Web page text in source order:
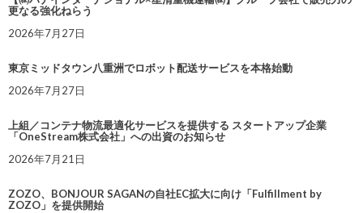
更なる強化ねらう
2026年7月27日
東京ミッドタウン八重洲でロボット配送サービスを本格始動
2026年7月27日
上組／コンテナ物流最適化サービスを提供する スタートアップ企業
「OneStream株式会社」への出資のお知らせ
2026年7月21日
ZOZO、BONJOUR SAGANの自社EC拡大に向け「Fulfillment by
ZOZO」を提供開始